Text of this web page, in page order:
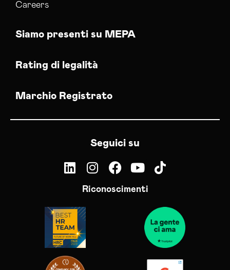
Careers
Siamo presenti su MEPA
Rating di legalità
Marchio Registrato
Seguici su
Riconoscimenti